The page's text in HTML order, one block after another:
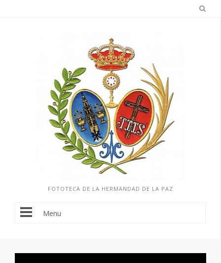
FOTOTECA DE LA HERMANDAD DE LA PAZ
Menu